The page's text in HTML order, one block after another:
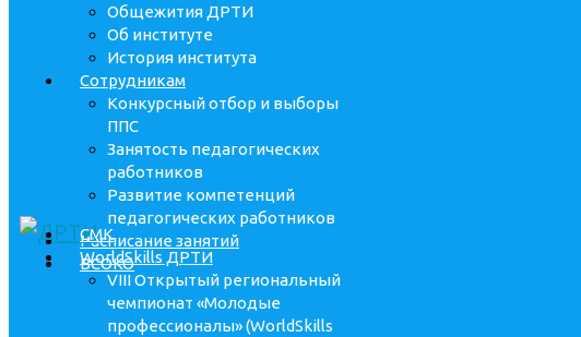
Общежития ДРТИ
Об институте
История института
Сотрудникам
Конкурсный отбор и выборы
ППС
Занятость педагогических
работников
Развитие компетенций
педагогических работников
Расписание занятий
ВСОКО
СМК
WorldSkills ДРТИ
VIII Открытый региональный
чемпионат «Молодые
профессионалы» (WorldSkills